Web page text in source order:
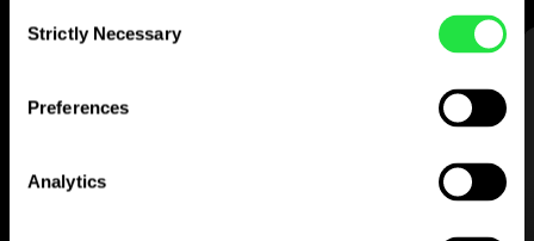
Selection
Strictly Necessary
Preferences
Analytics